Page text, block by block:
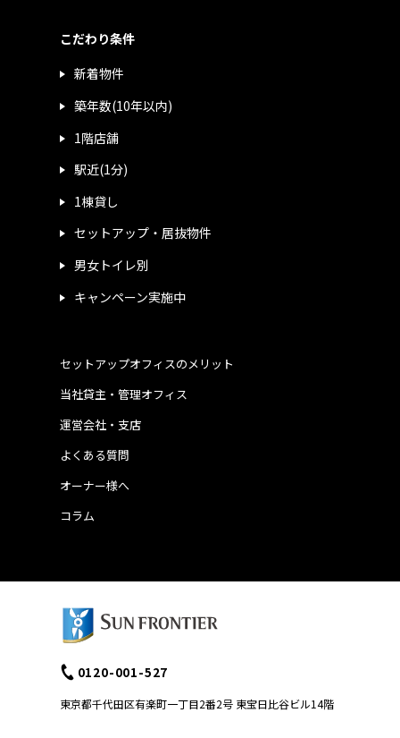
こだわり条件
新着物件
築年数(10年以内)
1階店舗
駅近(1分)
1棟貸し
セットアップ・居抜物件
男女トイレ別
キャンペーン実施中
運営会社・支店
よくある質問
当社貸主・管理オフィス
オーナー様へ
コラム
セットアップオフィスのメリット
0120-001-527
東京都千代田区有楽町一丁目2番2号 東宝日比谷ビル14階